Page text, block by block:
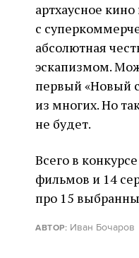
артхаусное
с
абсолютная
эскапизмом.
первый «Новый
из многих. Но
не будет.
Всего в
фильмов и 14
про 15
АВТОР: Иван Бочаров